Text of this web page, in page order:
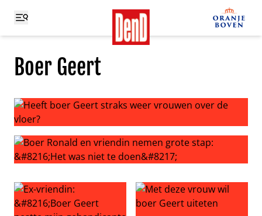
Boer Geert
Heeft boer Geert straks weer vrouwen over de vloer?